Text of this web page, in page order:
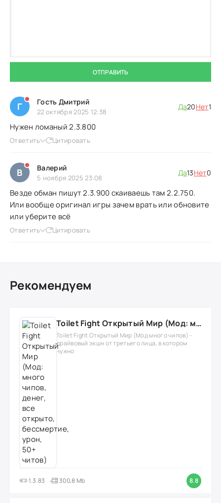
ОТПРАВИТЬ
Г Гость Дмитрий
22 октября 2025 12:38
Да20Нет1
Нужен ломаный 2.3.800
Ответить Цитировать
В Валерий
5 ноября 2025 23:08
Да13Нет0
Везде обман пишут 2.3.900 скаиваешь там 2.2.750.
Или вообще оригинал игры зачем врать или обновите
или уберите всё
Ответить Цитировать
Рекомендуем
Toilet Fight Открытый Мир (Мод: много чипов, денег, все открыто, бессмертие, урон, 50+ читов)
Toilet Fight Открытый Мир (Мод много чипов) -
драйвовый экшн от третьего лица, в котором
нужно
1.3.83 300,8 Mb 8.8